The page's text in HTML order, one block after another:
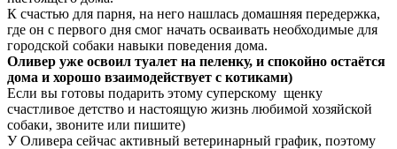
К счастью для парня, на него нашлась домашняя передержка,
где он с первого дня смог начать осваивать необходимые для
городской собаки навыки поведения дома.
Оливер уже освоил туалет на пеленку, и спокойно остаётся
дома и хорошо взаимодействует с котиками)
Если вы готовы подарить этому суперскому щенку
счастливое детство и настоящую жизнь любимой хозяйской
собаки, звоните или пишите)
У Оливера сейчас активный ветеринарный график, поэтому